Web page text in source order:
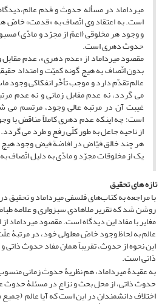
میرداماد در مسأله حدوث و قدم
است. به اعتقاد وی اتّصاف به «قدمت»
و وجود هر مخلوقی (اعمّ از مجرّد و مادّی)
حدوث دهری است.
مقصود میرداماد از «عدم دهری»، عدم
بدون اتّصاف به هیچ گونه کمیّت و امتداد
عالم تقدّم دارد و موجب تأخّر انفکاکی وجود
می گردد، نه عدم مقابل زمانی و نه عدم
غیبت آن در مرتبه عالی وجود، مرتسم می
است؛ چه اینکه عدم دهری کاملاً مناقض با
از ناحیه جاعل به طور کلّی رفع و طرد می
هر چند خالق فیّاض در افاضة فیض وجود هیچ
یک از مخلوقات مجرّد و مادّی به دلیل اتّصاف به
تازه های تحقیق
با مراجعه به کتاب‌های فلسفی میرداماد و تحقیق
روشن شد که تقریر ملاهادی سبزواری و علامه
مغایر با مفاد این دیدگاه است. مقصود میرداماد
عالم به لحاظ وجود خاصّ معلولی خود، در مرتبۀ
این نحوه از حدوث، تقریباً همان مفاد حدوث
ذاتی است.
به عقیدۀ میرداماد، هم نظریۀ حدوث زمانی
حدوث ذاتی، از محل بحث و نزاع در مسئلۀ حدوث
اختلاف دانشمندان در این است که آیا عالم (جمیع